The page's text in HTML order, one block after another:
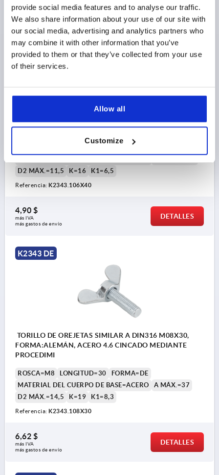
provide social media features and to analyse our traffic.
We also share information about your use of our site with
our social media, advertising and analytics partners who
may combine it with other information that you’ve
provided to them or that they’ve collected from your use
of their services.
Allow all
Customize
K2343 DE
TORILLO DE OREJETAS SIMILAR A DIN316 M06X40,
PROCEDIMI
FORMA=DE
D2 MÁX.=11,5
K=16 K1=6,5
Referencia: K2343.106X40
4,90 $
más IVA
más gastos de envío
DETALLES
K2343 DE
TORILLO DE OREJETAS SIMILAR A DIN316 M08X30,
FORMA:ALEMÁN, ACERO 4.6 CINCADO MEDIANTE
PROCEDIMI
ROSCA=M8 LONGITUD=30
FORMA=DE
MATERIAL DEL CUERPO DE BASE=ACERO
A MÁX.=37
D2 MÁX.=14,5
K=19 K1=8,3
Referencia: K2343.108X30
6,62 $
más IVA
más gastos de envío
DETALLES